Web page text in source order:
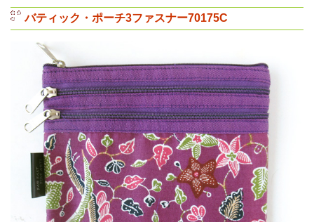
バティック・ポーチ3ファスナー70175C